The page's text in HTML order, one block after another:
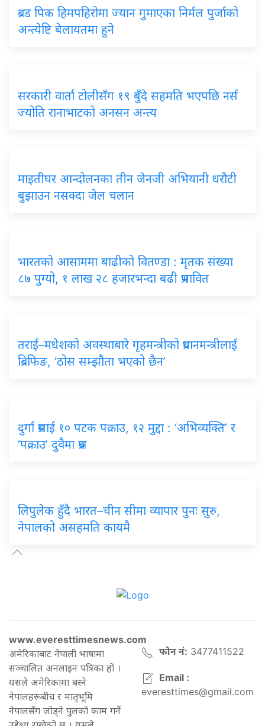
ब्रड पिक हिमपहिरोमा ज्यान गुमाएका निर्मल पुर्जाको
अन्त्येष्टि बेलायतमा हुने
सरकारी वार्ता टोलीसँग १९ बुँदे सहमति भएपछि नर्स
ज्योति रानाभाटको अनसन अन्त्य
माइतीघर आन्दोलनका तीन जेनजी अभियानी धरौटी
बुझाउन नसक्दा जेल चलान
भारतको आसाममा बाढीको वितण्डा : मृतक संख्या
८७ पुग्यो, १ लाख २८ हजारभन्दा बढी प्रभावित
तराई–मधेशको अवस्थाबारे गृहमन्त्रीको प्रधानमन्त्रीलाई
ब्रिफिङ, ‘ठोस सम्झौता भएको छैन’
दुर्गा प्रसाईं १० पटक पक्राउ, १२ मुद्दा : ‘अभिव्यक्ति’ र
‘पक्राउ’ दुवैमा प्रश्न
लिपुलेक हुँदै भारत–चीन सीमा व्यापार पुनः सुरु,
नेपालको असहमति कायमै
www.everesttimesnews.com
अमेरिकाबाट नेपाली भाषामा
सञ्चालित अनलाइन पत्रिका हो ।
यसले अमेरिकामा बस्ने
नेपालहरूबीच र मातृभूमि
नेपालसँग जोड्ने पुलको काम गर्ने
फोन नं: 3477411522
Email :
everesttimes@gmail.com